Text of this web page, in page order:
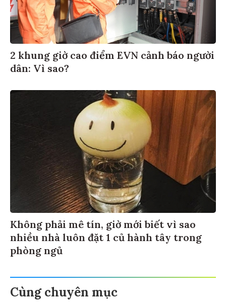
2 khung giờ cao điểm EVN cảnh báo người
dân: Vì sao?
Không phải mê tín, giờ mới biết vì sao
nhiều nhà luôn đặt 1 củ hành tây trong
phòng ngủ
Cùng chuyên mục